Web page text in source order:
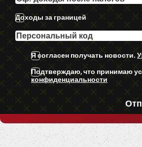
Доходы за границей
Я согласен получать новости.
Подтверждаю, что принимаю
конфиденциальности